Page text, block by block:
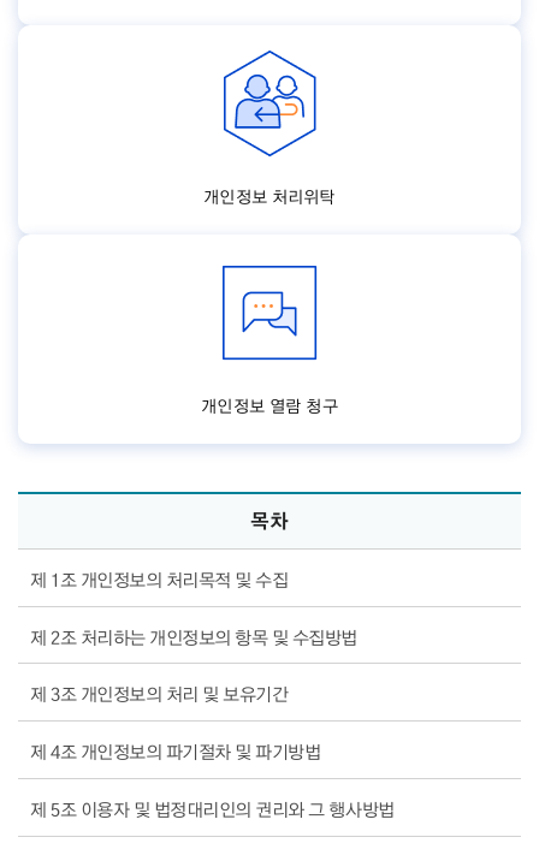
개인정보 처리위탁
개인정보 열람 청구
목차
제 1조 개인정보의 처리목적 및 수집
제 2조 처리하는 개인정보의 항목 및 수집방법
제 3조 개인정보의 처리 및 보유기간
제 4조 개인정보의 파기절차 및 파기방법
제 5조 이용자 및 법정대리인의 권리와 그 행사방법